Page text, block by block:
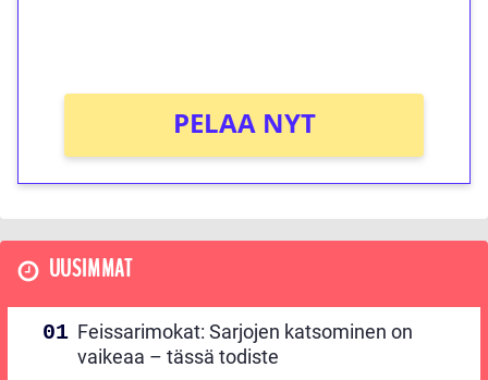
PELAA NYT
UUSIMMAT
Feissarimokat: Sarjojen katsominen on
vaikeaa – tässä todiste